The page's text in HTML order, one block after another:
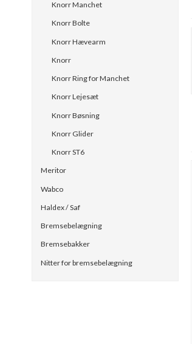
Knorr Manchet
Knorr Bolte
Knorr Hævearm
Knorr
Knorr Ring for Manchet
Knorr Lejesæt
Knorr Bøsning
Knorr Glider
Knorr ST6
Meritor
Wabco
Haldex / Saf
Bremsebelægning
Bremsebakker
Nitter for bremsebelægning